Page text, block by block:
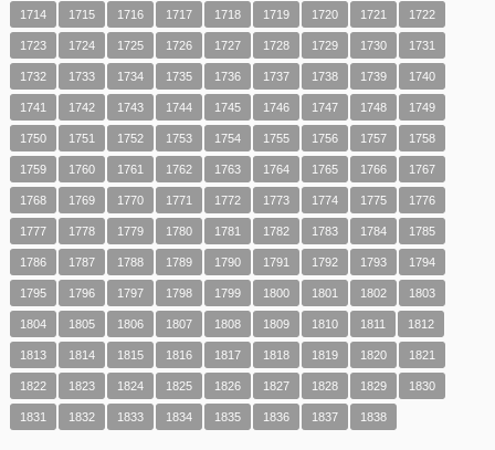
1714 1715 1716 1717 1718 1719 1720 1721 1722
1723 1724 1725 1726 1727 1728 1729 1730 1731
1732 1733 1734 1735 1736 1737 1738 1739 1740
1741 1742 1743 1744 1745 1746 1747 1748 1749
1750 1751 1752 1753 1754 1755 1756 1757 1758
1759 1760 1761 1762 1763 1764 1765 1766 1767
1768 1769 1770 1771 1772 1773 1774 1775 1776
1777 1778 1779 1780 1781 1782 1783 1784 1785
1786 1787 1788 1789 1790 1791 1792 1793 1794
1795 1796 1797 1798 1799 1800 1801 1802 1803
1804 1805 1806 1807 1808 1809 1810 1811 1812
1813 1814 1815 1816 1817 1818 1819 1820 1821
1822 1823 1824 1825 1826 1827 1828 1829 1830
1831 1832 1833 1834 1835 1836 1837 1838